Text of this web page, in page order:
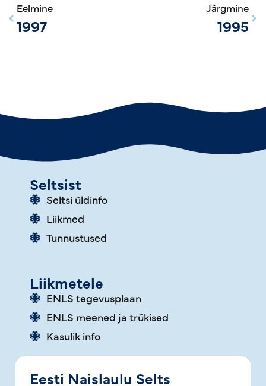
Eelmine
1997
Järgmine
1995
Seltsist
Seltsi üldinfo
Liikmed
Tunnustused
Liikmetele
ENLS tegevusplaan
ENLS meened ja trükised
Kasulik info
Eesti Naislaulu Selts